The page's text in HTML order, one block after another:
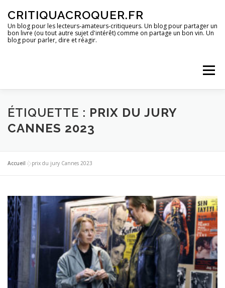
contenu
CRITIQUACROQUER.FR
Un blog pour les lecteurs-amateurs-critiqueurs. Un blog pour partager un
bon livre (ou tout autre sujet d'intérêt) comme on partage un bon vin. Un
blog pour parler, dire et réagir.
Menu
ACCUEIL UN BLOG ? DES LIVRES
ÉTIQUETTE : PRIX DU JURY
CANNES 2023
Accueil »prix du jury Cannes 2023